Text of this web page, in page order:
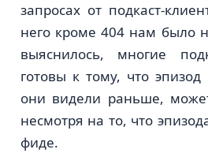
запросах от подкаст-
него кроме 404 нам было
выяснилось, многие
готовы к тому, что эпизод
они видели раньше,
несмотря на то, что
фиде.